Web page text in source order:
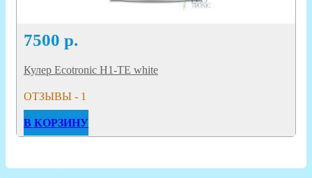
7500 р.
Кулер Ecotronic H1-TE white
ОТЗЫВЫ - 1
В КОРЗИНУ